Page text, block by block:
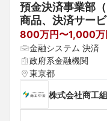
預金決済事業部
商品、決済サー
門の総合金融機関
800万円〜1,000万
金融システム 決済
政府系金融機関
東京都
株式会社商工